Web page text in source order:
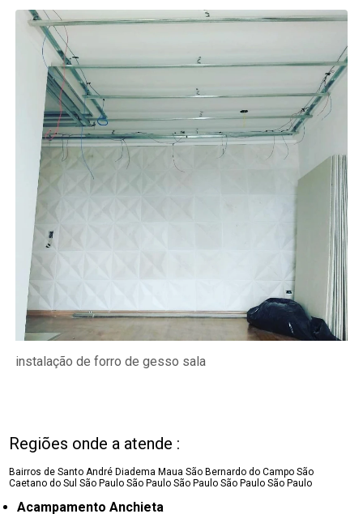
instalação de forro de gesso sala
Regiões onde a atende :
Bairros de Santo André Diadema Maua São Bernardo do Campo São
Caetano do SulSão Paulo São Paulo São Paulo São Paulo São Paulo
Acampamento Anchieta